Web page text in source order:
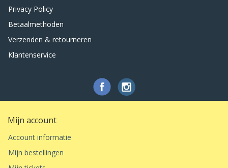
Privacy Policy
Betaalmethoden
Verzenden & retourneren
Klantenservice
Mijn account
Account informatie
Mijn bestellingen